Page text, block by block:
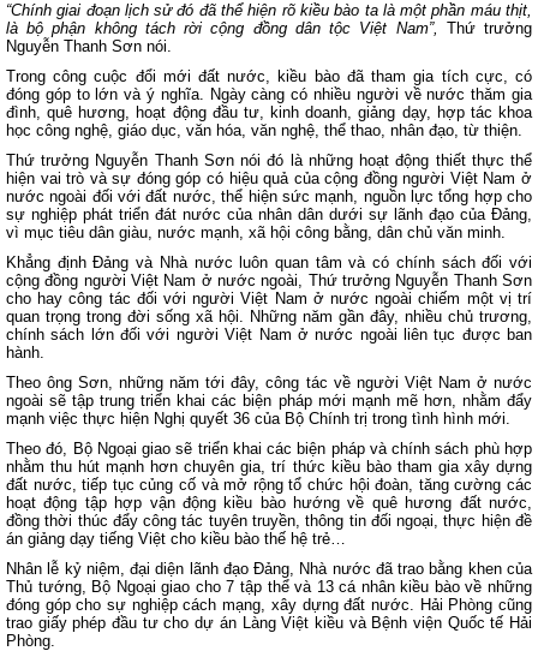
“Chính giai đoạn lịch sử đó đã thể hiện rõ kiều bào ta là một phần máu thịt,
là bộ phận không tách rời cộng đồng dân tộc Việt Nam”, Thứ trưởng
Nguyễn Thanh Sơn nói.
Trong công cuộc đổi mới đất nước, kiều bào đã tham gia tích cực, có
đóng góp to lớn và ý nghĩa. Ngày càng có nhiều người về nước thăm gia
đình, quê hương, hoạt động đầu tư, kinh doanh, giảng dạy, hợp tác khoa
học công nghệ, giáo dục, văn hóa, văn nghệ, thể thao, nhân đạo, từ thiện.
Thứ trưởng Nguyễn Thanh Sơn nói đó là những hoạt động thiết thực thể
hiện vai trò và sự đóng góp có hiệu quả của cộng đồng người Việt Nam ở
nước ngoài đối với đất nước, thể hiện sức mạnh, nguồn lực tổng hợp cho
sự nghiệp phát triển đát nước của nhân dân dưới sự lãnh đạo của Đảng,
vì mục tiêu dân giàu, nước mạnh, xã hội công bằng, dân chủ văn minh.
Khẳng định Đảng và Nhà nước luôn quan tâm và có chính sách đối với
cộng đồng người Việt Nam ở nước ngoài, Thứ trưởng Nguyễn Thanh Sơn
cho hay công tác đối với người Việt Nam ở nước ngoài chiếm một vị trí
quan trọng trong đời sống xã hội. Những năm gần đây, nhiều chủ trương,
chính sách lớn đối với người Việt Nam ở nước ngoài liên tục được ban
hành.
Theo ông Sơn, những năm tới đây, công tác về người Việt Nam ở nước
ngoài sẽ tập trung triển khai các biện pháp mới mạnh mẽ hơn, nhằm đẩy
mạnh việc thực hiện Nghị quyết 36 của Bộ Chính trị trong tình hình mới.
Theo đó, Bộ Ngoại giao sẽ triển khai các biện pháp và chính sách phù hợp
nhằm thu hút mạnh hơn chuyên gia, trí thức kiều bào tham gia xây dựng
đất nước, tiếp tục củng cố và mở rộng tổ chức hội đoàn, tăng cường các
hoạt động tập hợp vận động kiều bào hướng về quê hương đất nước,
đồng thời thúc đẩy công tác tuyên truyền, thông tin đối ngoại, thực hiện đề
án giảng dạy tiếng Việt cho kiều bào thế hệ trẻ…
Nhân lễ kỷ niệm, đại diện lãnh đạo Đảng, Nhà nước đã trao bằng khen của
Thủ tướng, Bộ Ngoại giao cho 7 tập thể và 13 cá nhân kiều bào về những
đóng góp cho sự nghiệp cách mạng, xây dựng đất nước. Hải Phòng cũng
trao giấy phép đầu tư cho dự án Làng Việt kiều và Bệnh viện Quốc tế Hải
Phòng.